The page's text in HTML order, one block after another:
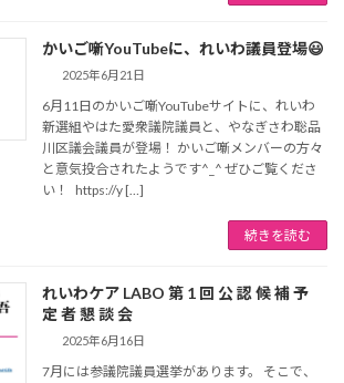
かいご噺YouTubeに、れいわ議員登場😃
2025年6月21日
6月11日のかいご噺YouTubeサイトに、れいわ
新選組やはた愛衆議院議員と、やなぎさわ聡品
川区議会議員が登場！ かいご噺メンバーの方々
と意気投合されたようです^_^ ぜひご覧くださ
い！ https://y […]
続きを読む
れいわケア LABO 第 1 回 公 認 候 補 予
定 者 懇 談 会
2025年6月16日
7月には参議院議員選挙があります。 そこで、